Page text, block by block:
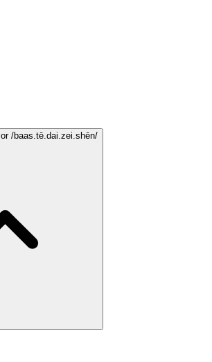
or /baas.tē.dai.zei.shēn/